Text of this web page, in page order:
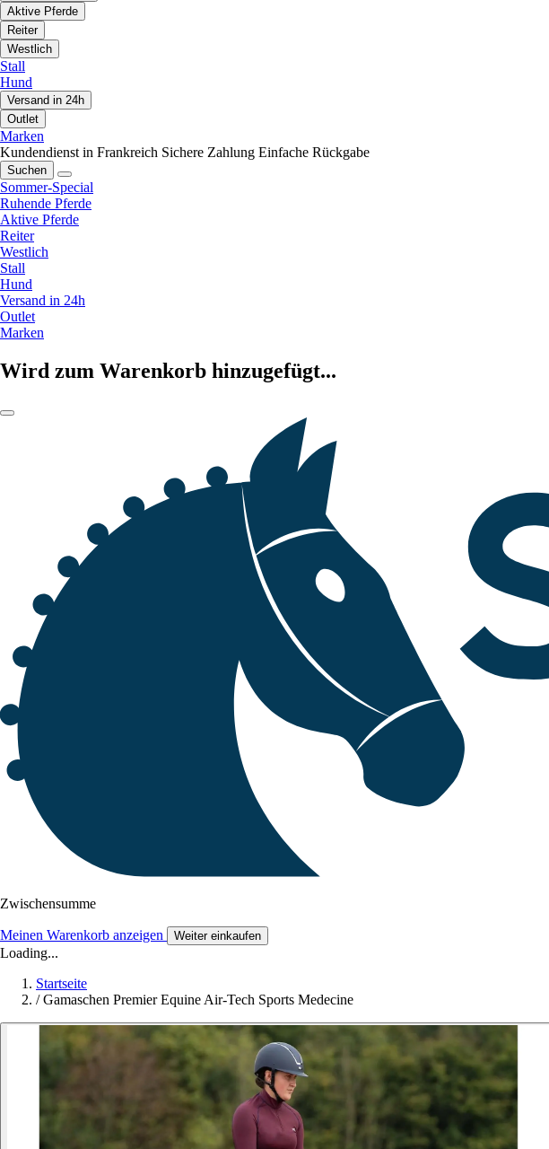
Aktive Pferde
Reiter
Westlich
Stall
Hund
Versand in 24h
Outlet
Marken
Kundendienst in Frankreich Sichere Zahlung Einfache Rückgabe
Suchen
Sommer-Special
Ruhende Pferde
Aktive Pferde
Reiter
Westlich
Stall
Hund
Versand in 24h
Outlet
Marken
Wird zum Warenkorb hinzugefügt...
Zwischensumme
Meinen Warenkorb anzeigen Weiter einkaufen
Loading...
Startseite
/ Gamaschen Premier Equine Air-Tech Sports Medecine